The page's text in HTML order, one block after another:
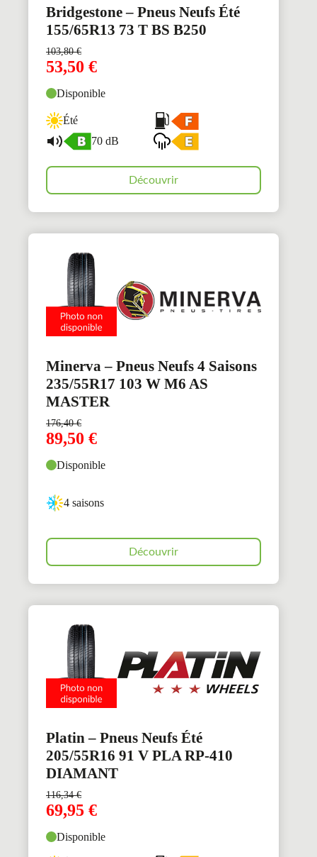
Bridgestone – Pneus Neufs Été
155/65R13 73 T BS B250
103,80€
53,50 €
Disponible
Été
70 dB
Découvrir
Minerva – Pneus Neufs 4 Saisons
235/55R17 103 W M6 AS
MASTER
176,40€
89,50 €
Disponible
4 saisons
Découvrir
Platin – Pneus Neufs Été
205/55R16 91 V PLA RP-410
DIAMANT
116,34€
69,95 €
Disponible